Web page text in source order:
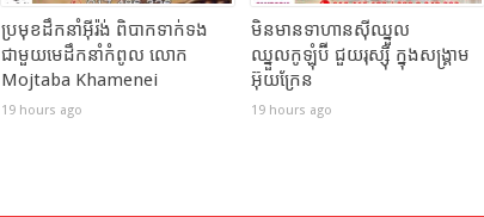
ប្រមុខដឹកនាំអ៊ីរ៉ង់ ពិបាកទាក់ទង
ជាមួយមេដឹកនាំកំពូល លោក
Mojtaba Khamenei
19 hours ago
មិនមានទាហានស៊ីឈ្នួល
ឈ្នួលកូឡុំប៊ី ជួយរុស្ស៊ី ក្នុងសង្រ្គាម
អ៊ុយក្រែន
19 hours ago